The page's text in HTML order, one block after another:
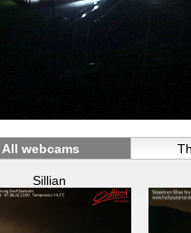
All webcams
Sillian